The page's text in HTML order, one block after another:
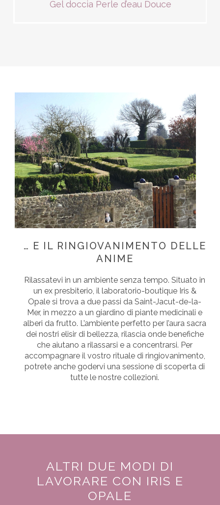
Gel doccia Perle d’eau Douce
… E IL RINGIOVANIMENTO DELLE
ANIME
Rilassatevi in un ambiente senza tempo. Situato in
un ex presbiterio, il laboratorio-boutique Iris &
Opale si trova a due passi da Saint-Jacut-de-la-
Mer, in mezzo a un giardino di piante medicinali e
alberi da frutto. L’ambiente perfetto per l’aura sacra
dei nostri elisir di bellezza, rilascia onde benefiche
che aiutano a rilassarsi e a concentrarsi. Per
accompagnare il vostro rituale di ringiovanimento,
potrete anche godervi una sessione di scoperta di
tutte le nostre collezioni.
ALTRI DUE MODI DI
LAVORARE CON IRIS E
OPALE